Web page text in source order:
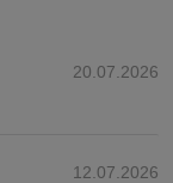
20.07.2026
12.07.2026